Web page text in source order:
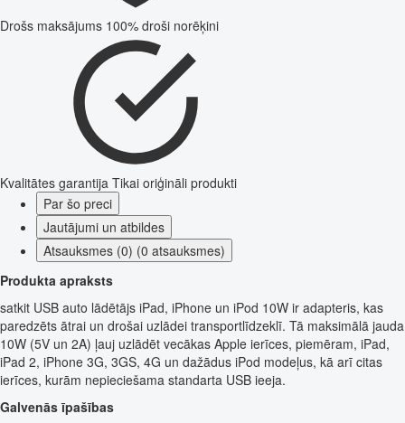
Drošs maksājums 100% droši norēķini
Kvalitātes garantija Tikai oriģināli produkti
Par šo preci
Jautājumi un atbildes
Atsauksmes (0) (0 atsauksmes)
Produkta apraksts
satkit USB auto lādētājs iPad, iPhone un iPod 10W ir adapteris, kas
paredzēts ātrai un drošai uzlādei transportlīdzeklī. Tā maksimālā jauda
10W (5V un 2A) ļauj uzlādēt vecākas Apple ierīces, piemēram, iPad,
iPad 2, iPhone 3G, 3GS, 4G un dažādus iPod modeļus, kā arī citas
ierīces, kurām nepieciešama standarta USB ieeja.
Galvenās īpašības